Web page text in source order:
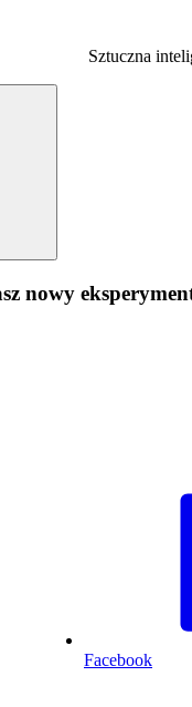
Sztuczna
nowy
Facebook